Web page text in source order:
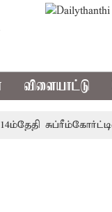
விளையாட்டு
சுப்ரீம்கோர்ட்டில்